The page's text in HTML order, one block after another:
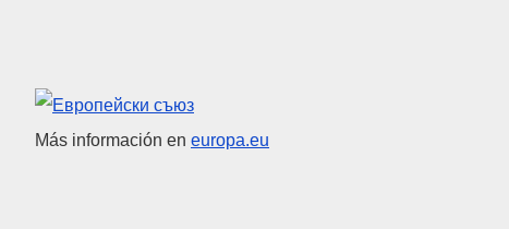
Unión Europea
Más información en europa.eu